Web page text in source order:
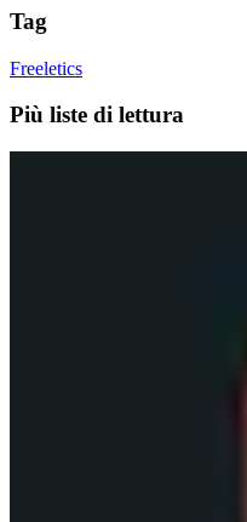
Tag
Freeletics
Più liste di lettura